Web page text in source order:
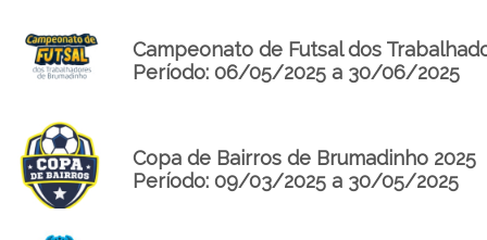
Campeonato de Futsal dos
Período: 06/05/2025 a 30/06/2025
Copa de Bairros de Brumadinho 2025
Período: 09/03/2025 a 30/05/2025